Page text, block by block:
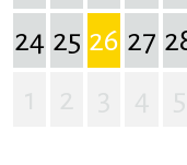
24 25 26 27